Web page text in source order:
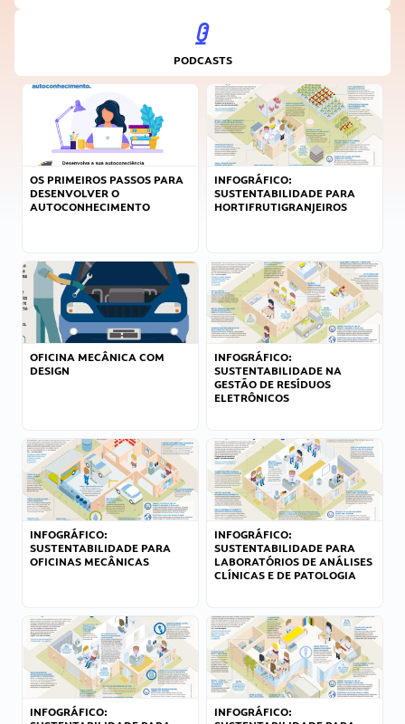
PODCASTS
OS PRIMEIROS PASSOS PARA
DESENVOLVER O
AUTOCONHECIMENTO
INFOGRÁFICO:
SUSTENTABILIDADE PARA
HORTIFRUTIGRANJEIROS
OFICINA MECÂNICA COM
DESIGN
INFOGRÁFICO:
SUSTENTABILIDADE NA
GESTÃO DE RESÍDUOS
ELETRÔNICOS
INFOGRÁFICO:
SUSTENTABILIDADE PARA
OFICINAS MECÂNICAS
INFOGRÁFICO:
SUSTENTABILIDADE PARA
LABORATÓRIOS DE ANÁLISES
CLÍNICAS E DE PATOLOGIA
INFOGRÁFICO:
INFOGRÁFICO: